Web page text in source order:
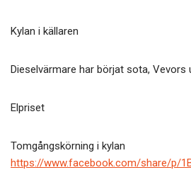
Kylan i källaren
Dieselvärmare har börjat sota, Vevors
Elpriset
Tomgångskörning i kylan
https://www.facebook.com/share/p/